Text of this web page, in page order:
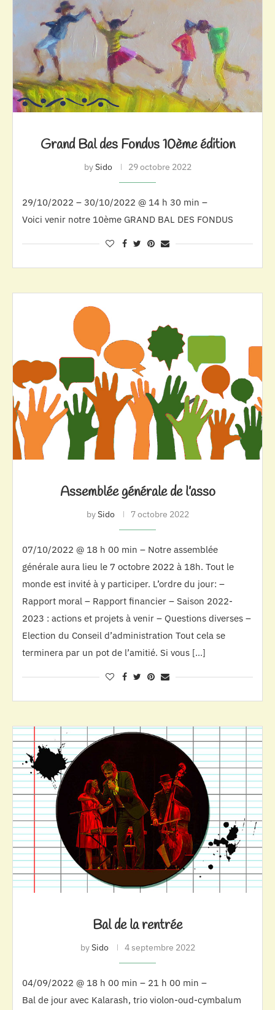
Grand Bal des Fondus 10ème édition
bySido 29 octobre 2022
29/10/2022 – 30/10/2022 @ 14 h 30 min –
Voici venir notre 10ème GRAND BAL DES FONDUS
Assemblée générale de l’asso
bySido 7 octobre 2022
07/10/2022 @ 18 h 00 min – Notre assemblée
générale aura lieu le 7 octobre 2022 à 18h. Tout le
monde est invité à y participer. L’ordre du jour: –
Rapport moral – Rapport financier – Saison 2022-
2023 : actions et projets à venir – Questions diverses –
Election du Conseil d’administration Tout cela se
terminera par un pot de l’amitié. Si vous […]
Bal de la rentrée
bySido 4 septembre 2022
04/09/2022 @ 18 h 00 min – 21 h 00 min –
Bal de jour avec Kalarash, trio violon-oud-cymbalum